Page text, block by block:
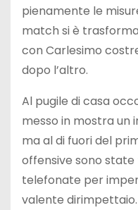
pienamente le
match si è
con Carlesimo
dopo l’altro.
Al pugile di casa
messo in mostra un
ma al di fuori del
offensive sono
telefonate per
valente